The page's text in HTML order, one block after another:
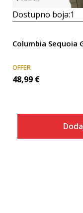
Dostupno boja:1
Columbia Sequoia
OFFER
48,99 €